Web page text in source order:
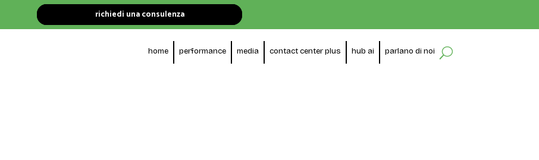
richiedi una consulenza
home performance media contact center plus hub ai parlano di noi